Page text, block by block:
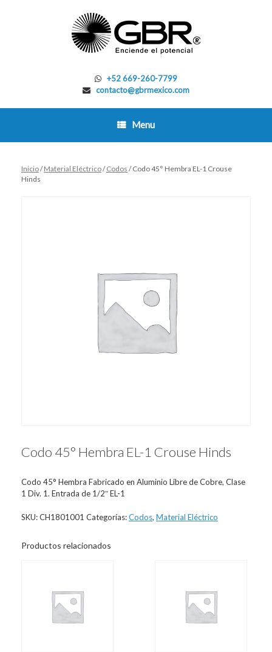
+52 669-260-7799
contacto@gbrmexico.com
Menu
Inicio/Material Eléctrico/Codos / Codo 45° Hembra EL-1 Crouse
Hinds
Codo 45° Hembra EL-1 Crouse Hinds
Codo 45° Hembra Fabricado en Aluminio Libre de Cobre, Clase
1 Div. 1. Entrada de 1/2″ EL-1
SKU:CH1801001 Categorías:Codos, Material Eléctrico
Productos relacionados